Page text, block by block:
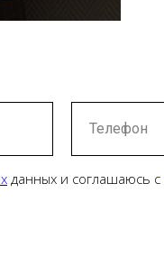
Телефон
данных и соглашаюсь с